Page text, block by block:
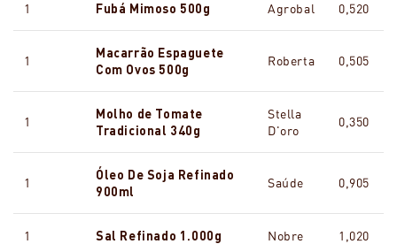
1 Fubá Mimoso 500g Agrobal 0,520
1
Macarrão Espaguete
Com Ovos 500g
Roberta 0,505
1
Molho de Tomate
Tradicional 340g
Stella
D'oro
0,350
1
Óleo De Soja Refinado
900ml
Saúde 0,905
1 Sal Refinado 1.000g Nobre 1,020